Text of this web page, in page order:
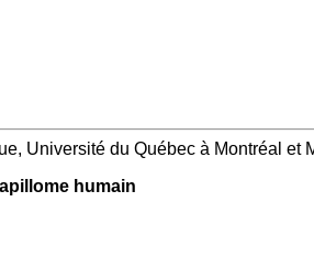
Université du Québec à Montréal
humain